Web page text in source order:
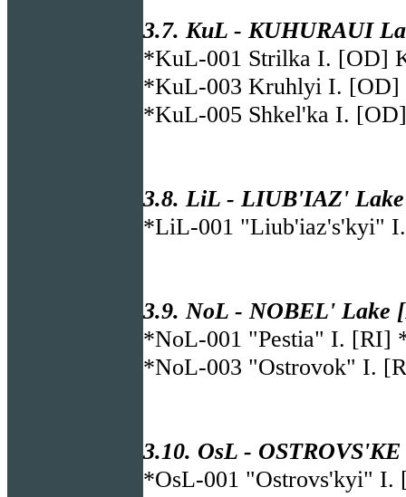
3.7. KuL - KUHURAUI
*KuL-001 Strilka I. [OD]
*KuL-003 Kruhlyi I. [OD]
*KuL-005 Shkel'ka I. [OD]
3.8. LiL - LIUB'IAZ'
*LiL-001 "Liub'iaz's'kyi"
3.9. NoL - NOBEL' Lake
*NoL-001 "Pestia" I. [RI]
*NoL-003 "Ostrovok" I.
3.10. OsL -
*OsL-001 "Ostrovs'kyi" I.